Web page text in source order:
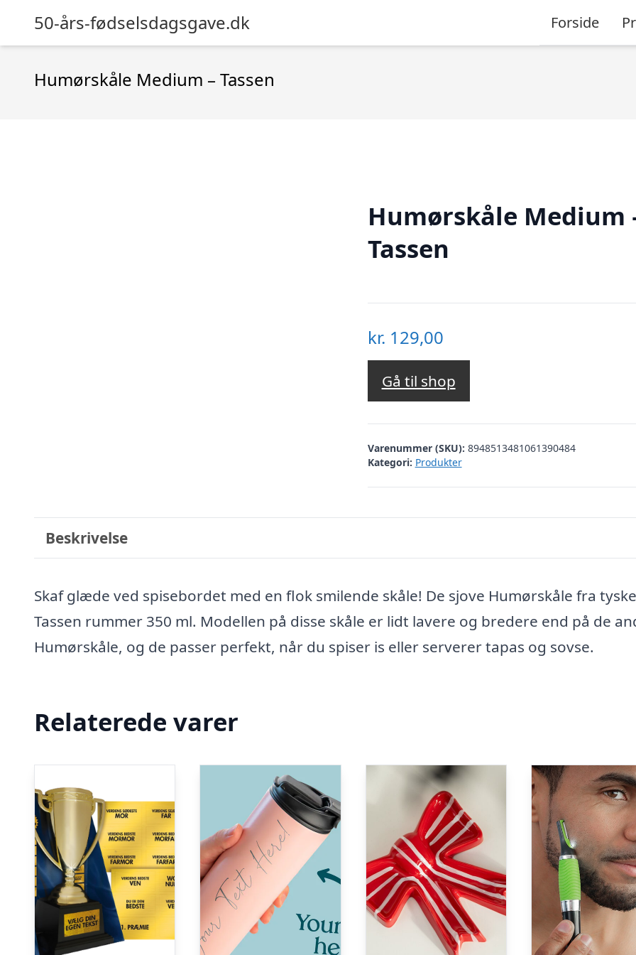
50-års-fødselsdagsgave.dk Forside
Humørskåle Medium – Tassen
Humørskåle Medium
Tassen
kr. 129,00
Gå til shop
Varenummer (SKU): 8948513481061390484
Kategori: Produkter
Beskrivelse
Skaf glæde ved spisebordet med en flok smilende skåle! De sjove Humørskåle fra tyske
Tassen rummer 350 ml. Modellen på disse skåle er lidt lavere og bredere end på de
Humørskåle, og de passer perfekt, når du spiser is eller serverer tapas og sovse.
Relaterede varer